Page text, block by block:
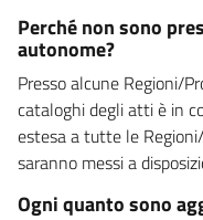
Perché non sono
autonome?
Presso alcune Regioni/
cataloghi degli atti è in
estesa a tutte le
saranno messi a
Ogni quanto sono